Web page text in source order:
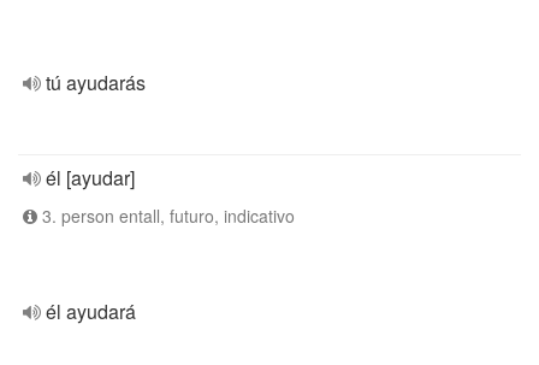
tú ayudarás
él [ayudar]
3. person entall, futuro, indicativo
él ayudará